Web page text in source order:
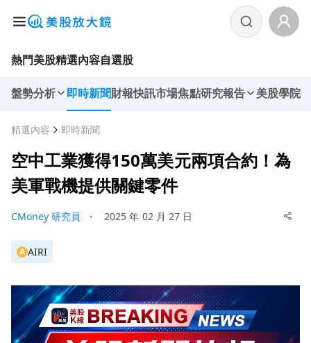
熱門美股精選內容自選股
盤勢分析 即時新聞財報快訊市場焦點研究報告 美股學院
精選內容 即時新聞
空中工業獲得150萬美元兩項合約！為
美軍戰機提供關鍵零件
CMoney 研究員 ・ 2025 年 02 月 27 日
A AIRI